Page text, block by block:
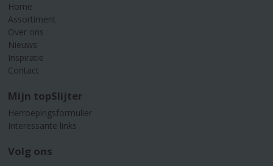
Home
Assortiment
Over ons
Nieuws
Inspiratie
Contact
Mijn topSlijter
Herroepingsformulier
Interessante links
Volg ons